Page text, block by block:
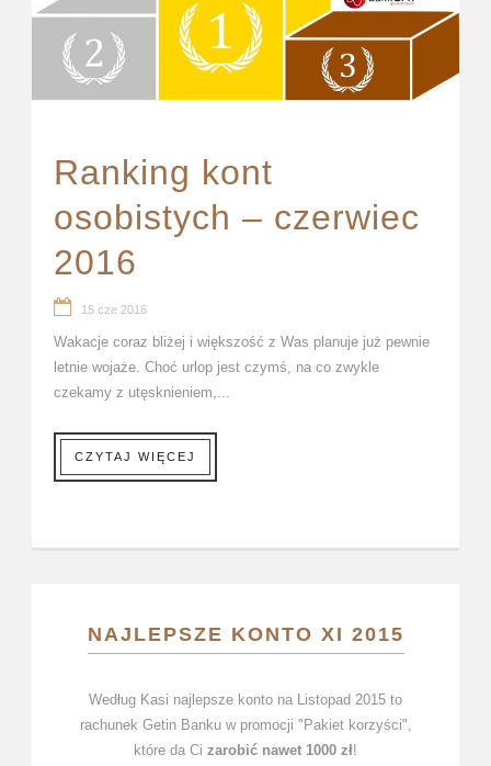
Ranking kont
osobistych – czerwiec
2016
15 cze 2016
Wakacje coraz bliżej i większość z Was planuje już pewnie
letnie wojaże. Choć urlop jest czymś, na co zwykle
czekamy z utęsknieniem,...
CZYTAJ WIĘCEJ
NAJLEPSZE KONTO XI 2015
Według Kasi najlepsze konto na Listopad 2015 to
rachunek Getin Banku w promocji "Pakiet korzyści",
które da Ci zarobić nawet 1000 zł!